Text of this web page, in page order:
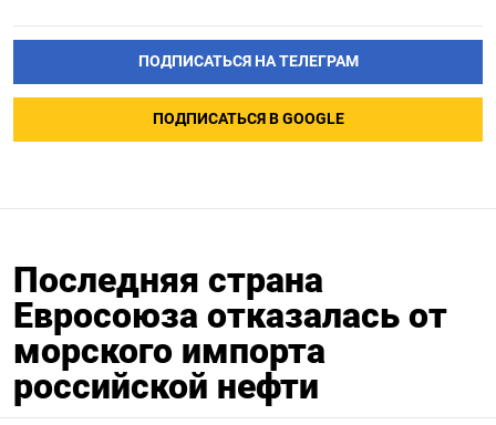
ПОДПИСАТЬСЯ НА ТЕЛЕГРАМ
ПОДПИСАТЬСЯ В GOOGLE
Последняя страна
Евросоюза отказалась от
морского импорта
российской нефти